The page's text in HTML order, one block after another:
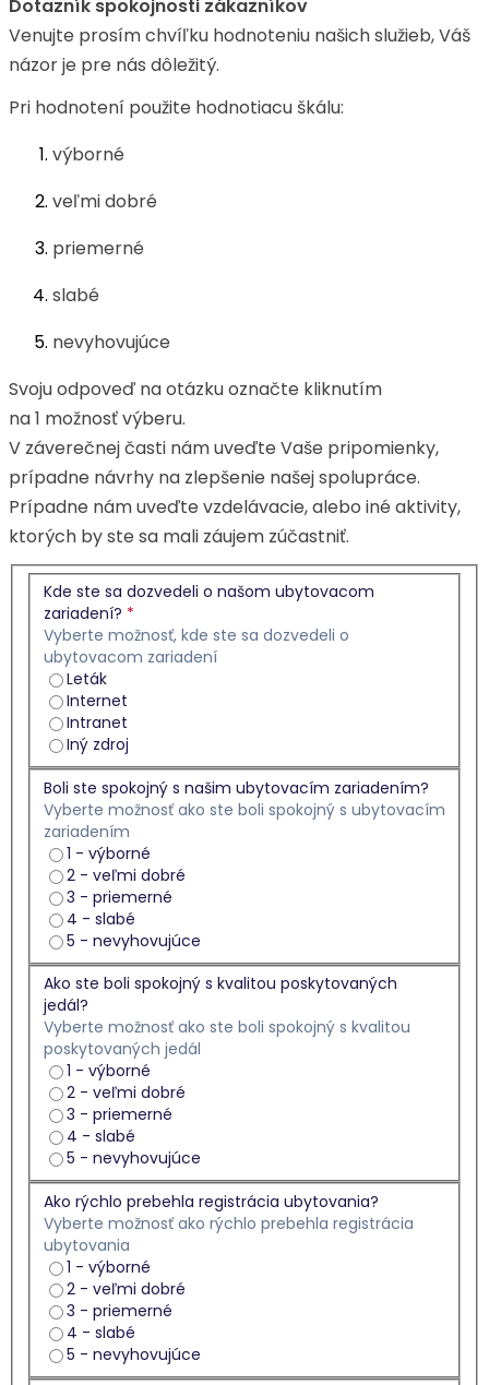
Dotazník spokojnosti zákazníkov
Venujte prosím chvíľku hodnoteniu našich služieb, Váš
názor je pre nás dôležitý.
Pri hodnotení použite hodnotiacu škálu:
výborné
veľmi dobré
priemerné
slabé
nevyhovujúce
Svoju odpoveď na otázku označte kliknutím
na 1 možnosť výberu.
V záverečnej časti nám uveďte Vaše pripomienky,
prípadne návrhy na zlepšenie našej spolupráce.
Prípadne nám uveďte vzdelávacie, alebo iné aktivity,
ktorých by ste sa mali záujem zúčastniť.
Kde ste sa dozvedeli o našom ubytovacom
zariadení? *
Vyberte možnosť, kde ste sa dozvedeli o
ubytovacom zariadení
Leták
Internet
Intranet
Iný zdroj
Boli ste spokojný s našim ubytovacím zariadením?
Vyberte možnosť ako ste boli spokojný s ubytovacím
zariadením
1 - výborné
2 - veľmi dobré
3 - priemerné
4 - slabé
5 - nevyhovujúce
Ako ste boli spokojný s kvalitou poskytovaných
jedál?
Vyberte možnosť ako ste boli spokojný s kvalitou
poskytovaných jedál
1 - výborné
2 - veľmi dobré
3 - priemerné
4 - slabé
5 - nevyhovujúce
Ako rýchlo prebehla registrácia ubytovania?
Vyberte možnosť ako rýchlo prebehla registrácia
ubytovania
1 - výborné
2 - veľmi dobré
3 - priemerné
4 - slabé
5 - nevyhovujúce